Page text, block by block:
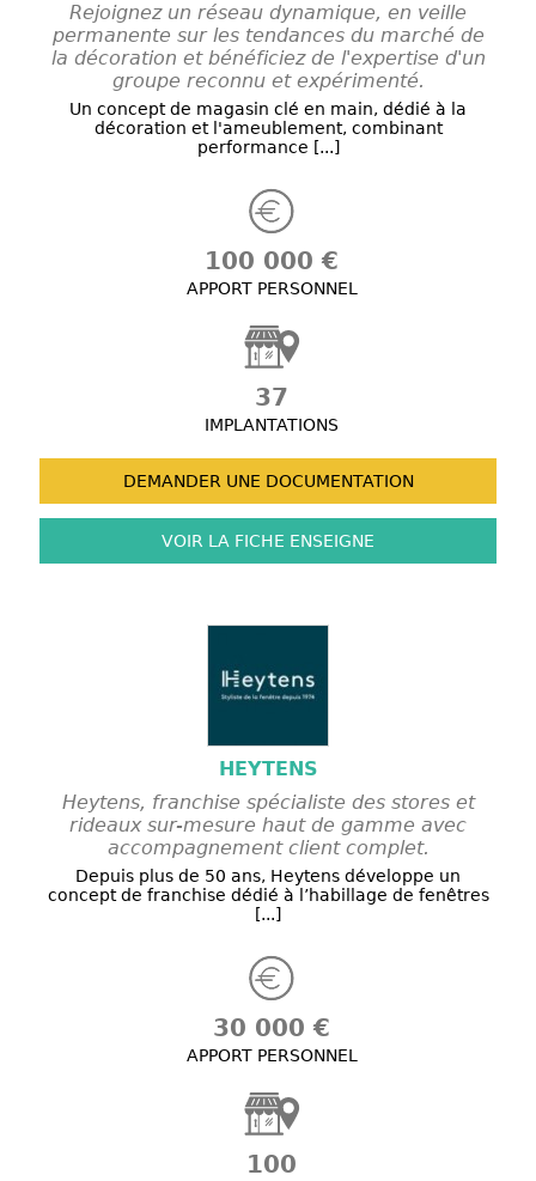
Rejoignez un réseau dynamique, en veille
permanente sur les tendances du marché de
la décoration et bénéficiez de l'expertise d'un
groupe reconnu et expérimenté.
Un concept de magasin clé en main, dédié à la
décoration et l'ameublement, combinant
performance [...]
100 000 €
APPORT PERSONNEL
37
IMPLANTATIONS
DEMANDER UNE DOCUMENTATION
VOIR LA FICHE ENSEIGNE
HEYTENS
Heytens, franchise spécialiste des stores et
rideaux sur-mesure haut de gamme avec
accompagnement client complet.
Depuis plus de 50 ans, Heytens développe un
concept de franchise dédié à l’habillage de fenêtres
[...]
30 000 €
APPORT PERSONNEL
100